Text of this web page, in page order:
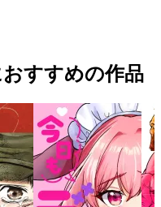
すすめの作品